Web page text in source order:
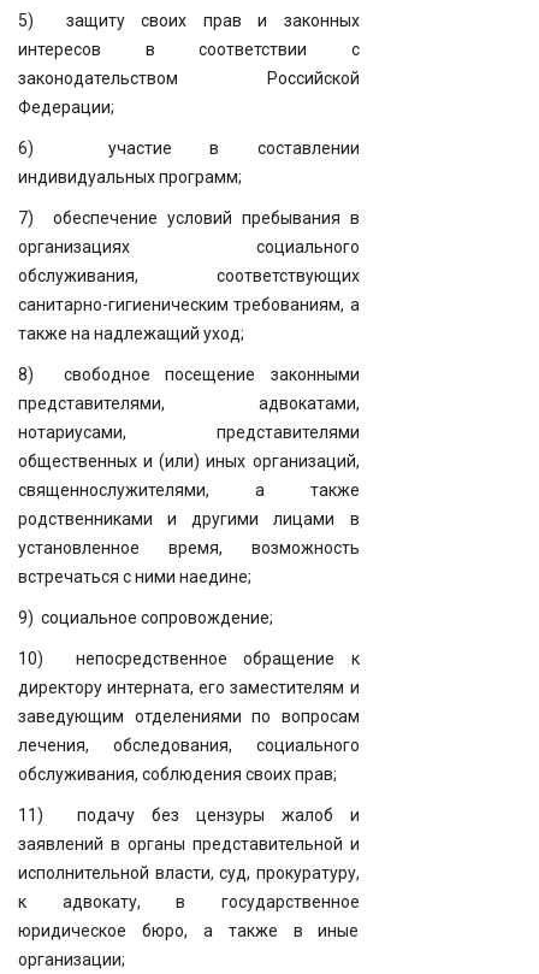
5) защиту своих прав и законных
интересов в соответствии с
законодательством Российской
Федерации;
6) участие в составлении
индивидуальных программ;
7) обеспечение условий пребывания в
организациях социального
обслуживания, соответствующих
санитарно-гигиеническим требованиям, а
также на надлежащий уход;
8) свободное посещение законными
представителями, адвокатами,
нотариусами, представителями
общественных и (или) иных организаций,
священнослужителями, а также
родственниками и другими лицами в
установленное время, возможность
встречаться с ними наедине;
9) социальное сопровождение;
10) непосредственное обращение к
директору интерната, его заместителям и
заведующим отделениями по вопросам
лечения, обследования, социального
обслуживания, соблюдения своих прав;
11) подачу без цензуры жалоб и
заявлений в органы представительной и
исполнительной власти, суд, прокуратуру,
к адвокату, в государственное
юридическое бюро, а также в иные
организации;